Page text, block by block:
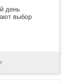
день
выбор